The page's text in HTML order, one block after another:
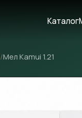
Каталог
/Мел Kamui 1.21